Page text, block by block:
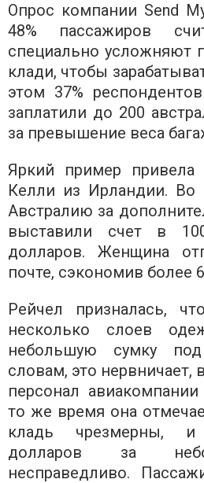
Опрос компании Send
48% пассажиров
специально усложняют
клади, чтобы
этом 37%
заплатили до 200
за превышение веса
Яркий пример привела
Келли из Ирландии. Во
Австралию за
выставили счет в
долларов. Женщина
почте, сэкономив более
Рейчел призналась,
несколько слоев
небольшую сумку
словам, это нервничает,
персонал
то же время она
кладь чрезмерны, и
долларов за
несправедливо.